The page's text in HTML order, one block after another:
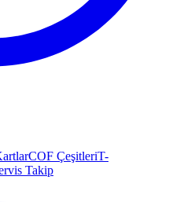
COF ÇeşitleriT-
Takip